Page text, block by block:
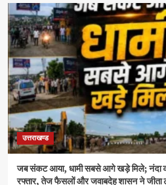
उत्तराखण्ड
जब संकट आया, धामी सबसे आगे खड़े मिले; नंदा
रफ्तार, तेज फैसलों और जवाबदेह शासन ने जीता